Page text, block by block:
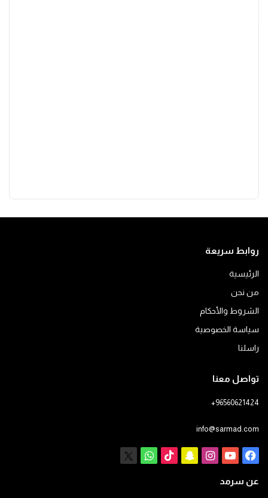
روابط سريعة
الرئيسية
من نحن
الشروط والأحكام
سياسة الخصوصية
راسلنا
تواصل معنا
+96560621424
info@sarmad.com
فيسبوكيوتيوبانستقرام
سناب ‫TikTokواتساب
عن سرمد